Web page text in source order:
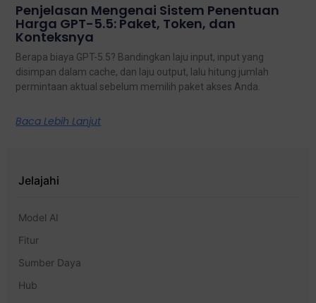
Penjelasan Mengenai Sistem Penentuan
Harga GPT-5.5: Paket, Token, dan
Konteksnya
Berapa biaya GPT-5.5? Bandingkan laju input, input yang
disimpan dalam cache, dan laju output, lalu hitung jumlah
permintaan aktual sebelum memilih paket akses Anda.
Baca Lebih Lanjut
Jelajahi
Model AI
Fitur
Sumber Daya
Hub